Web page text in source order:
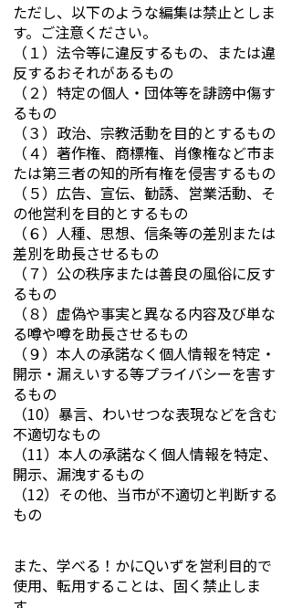
ただし、以下のような編集は禁止としま
す。ご注意ください。
（１）法令等に違反するもの、または違
反するおそれがあるもの
（２）特定の個人・団体等を誹謗中傷す
るもの
（３）政治、宗教活動を目的とするもの
（４）著作権、商標権、肖像権など市ま
たは第三者の知的所有権を侵害するもの
（５）広告、宣伝、勧誘、営業活動、そ
の他営利を目的とするもの
（６）人種、思想、信条等の差別または
差別を助長させるもの
（７）公の秩序または善良の風俗に反す
るもの
（８）虚偽や事実と異なる内容及び単な
る噂や噂を助長させるもの
（９）本人の承諾なく個人情報を特定・
開示・漏えいする等プライバシーを害す
るもの
（10）暴言、わいせつな表現などを含む
不適切なもの
（11）本人の承諾なく個人情報を特定、
開示、漏洩するもの
（12）その他、当市が不適切と判断する
もの
また、学べる！かにQいずを営利目的で
使用、転用することは、固く禁止しま